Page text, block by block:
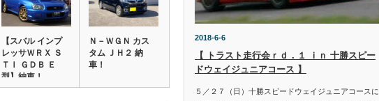
【スバル インプ
レッサＷＲＸ Ｓ
ＴＩ ＧＤＢ Ｅ
型】納車！
Ｎ－ＷＧＮ カス
タム ＪＨ２ 納
車！
2018-6-6
【 トラスト走行会ｒｄ．１ ｉｎ 十勝スピー
ドウェイジュニアコース 】
５／２７（日）十勝スピードウェイジュニアコースに